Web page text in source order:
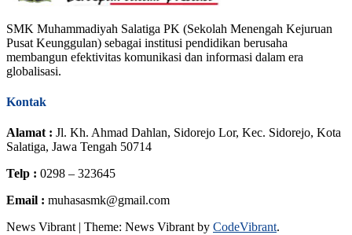
SMK Muhammadiyah Salatiga PK (Sekolah Menengah Kejuruan
Pusat Keunggulan) sebagai institusi pendidikan berusaha
membangun efektivitas komunikasi dan informasi dalam era
globalisasi.
Kontak
Alamat : Jl. Kh. Ahmad Dahlan, Sidorejo Lor, Kec. Sidorejo, Kota
Salatiga, Jawa Tengah 50714
Telp : 0298 – 323645
Email : muhasasmk@gmail.com
News Vibrant | Theme: News Vibrant by CodeVibrant.